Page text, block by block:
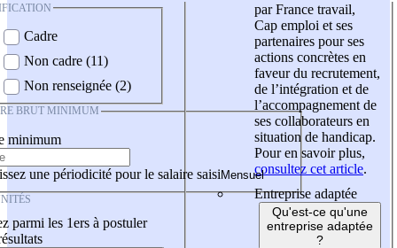
Cadre
Non cadre (11)
Non renseignée (2)
BRUT MINIMUM
minimum
une périodicité pour le salaire saisi
parmi les 1ers à postuler
par France travail,
Cap emploi et ses
partenaires pour ses
actions concrètes en
faveur du recrutement,
de l’intégration et de
l’accompagnement de
ses collaborateurs en
situation de handicap.
Pour en savoir plus,
consultez cet article.
Entreprise adaptée
Qu'est-ce qu'une
entreprise adaptée
?